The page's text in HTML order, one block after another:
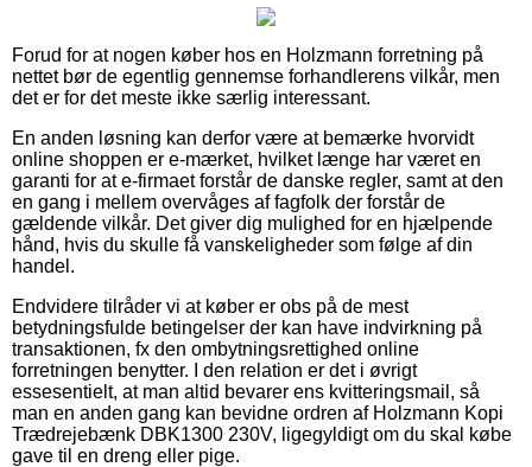
Forud for at nogen køber hos en Holzmann forretning på
nettet bør de egentlig gennemse forhandlerens vilkår, men
det er for det meste ikke særlig interessant.
En anden løsning kan derfor være at bemærke hvorvidt
online shoppen er e-mærket, hvilket længe har været en
garanti for at e-firmaet forstår de danske regler, samt at den
en gang i mellem overvåges af fagfolk der forstår de
gældende vilkår. Det giver dig mulighed for en hjælpende
hånd, hvis du skulle få vanskeligheder som følge af din
handel.
Endvidere tilråder vi at køber er obs på de mest
betydningsfulde betingelser der kan have indvirkning på
transaktionen, fx den ombytningsrettighed online
forretningen benytter. I den relation er det i øvrigt
essesentielt, at man altid bevarer ens kvitteringsmail, så
man en anden gang kan bevidne ordren af Holzmann Kopi
Trædrejebænk DBK1300 230V, ligegyldigt om du skal købe
gave til en dreng eller pige.